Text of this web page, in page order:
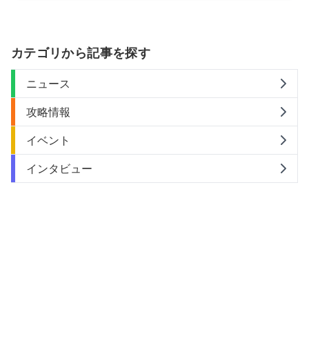
カテゴリから記事を探す
ニュース
攻略情報
イベント
インタビュー